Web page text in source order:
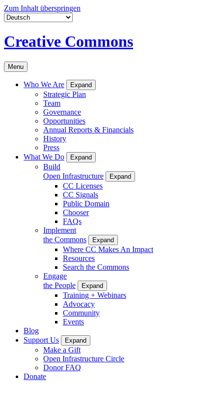
Zum Inhalt überspringen
Creative Commons
Menu
Who We Are Expand
Strategic Plan
Team
Governance
Opportunities
Annual Reports & Financials
History
Press
What We Do
Expand
Build
Open Infrastructure
Expand
CC Licenses
CC Signals
Public Domain
Chooser
FAQs
Implement
the Commons
Expand
Where CC Makes An Impact
Resources
Search the Commons
Engage
the People
Expand
Training + Webinars
Advocacy
Community
Events
Blog
Support Us
Expand
Make a Gift
Open Infrastructure Circle
Donor FAQ
Donate